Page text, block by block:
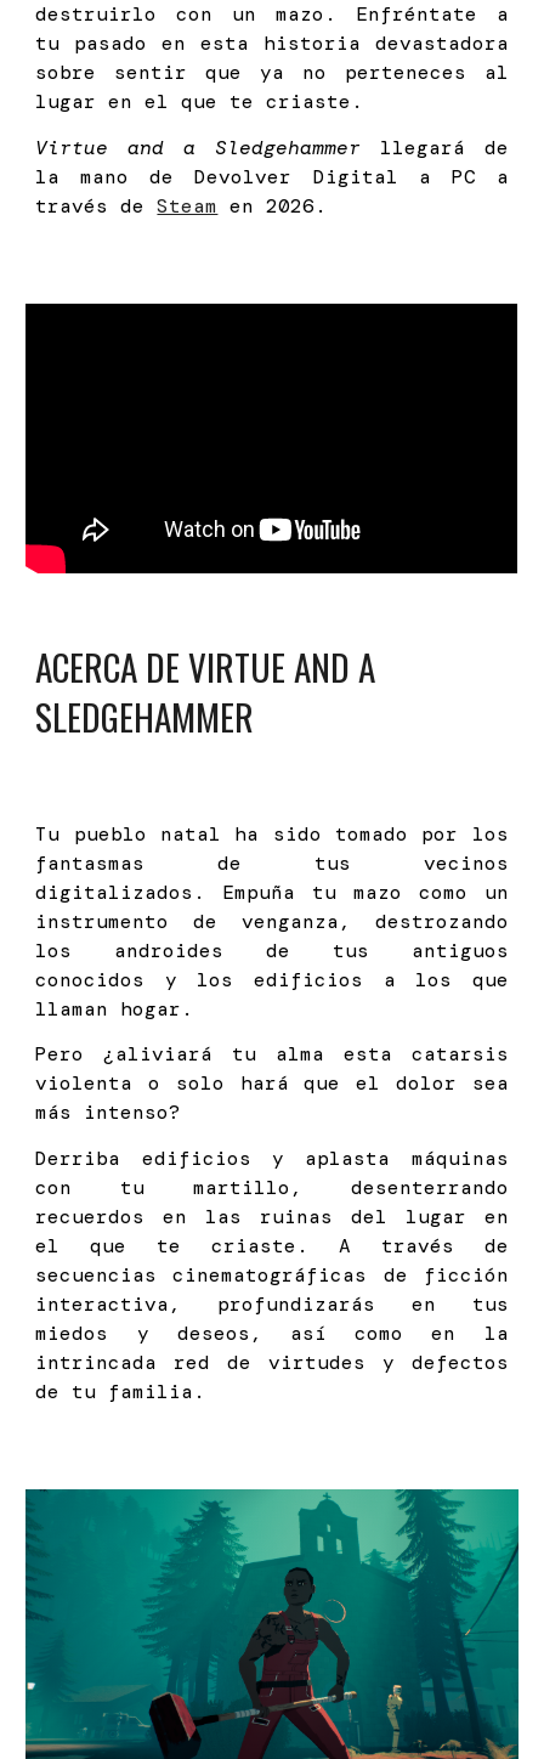
destruirlo con un mazo. Enfréntate a
tu pasado en esta historia devastadora
sobre sentir que ya no perteneces al
lugar en el que te criaste.
Virtue and a Sledgehammer llegará de
la mano de Devolver Digital a PC a
través deSteam en 2026.
ACERCA DEVIRTUE AND A
SLEDGEHAMMER
Tu pueblo natal ha sido tomado por los
fantasmas de tus vecinos
digitalizados. Empuña tu mazo como un
instrumento de venganza, destrozando
los androides de tus antiguos
conocidos y los edificios a los que
llaman hogar.
Pero ¿aliviará tu alma esta catarsis
violenta o solo hará que el dolor sea
más intenso?
Derriba edificios y aplasta máquinas
con tu martillo, desenterrando
recuerdos en las ruinas del lugar en
el que te criaste. A través de
secuencias cinematográficas de ficción
interactiva, profundizarás en tus
miedos y deseos, así como en la
intrincada red de virtudes y defectos
de tu familia.